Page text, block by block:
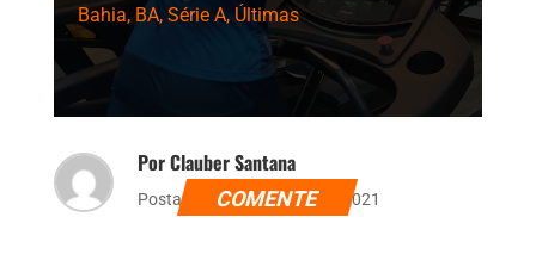
Bahia, BA, Série A, Últimas
Por Clauber Santana
Postado dia 17 de junho de 2021
COMENTE